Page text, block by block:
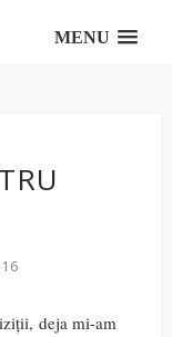
MENU
deja mi-am